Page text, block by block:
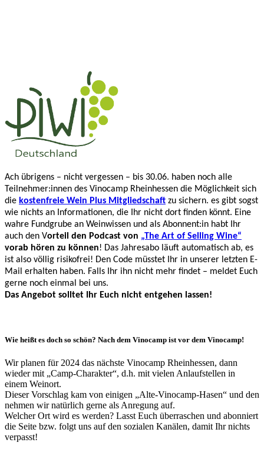
Ach übrigens – nicht vergessen – bis 30.06. haben noch alle
Teilnehmer:innen des Vinocamp Rheinhessen die Möglichkeit sich
die kostenfreie Wein Plus Mitgliedschaft zu sichern. es gibt sogst
wie nichts an Informationen, die Ihr nicht dort finden könnt. Eine
wahre Fundgrube an Weinwissen und als Abonnent:in habt Ihr
auch den Vorteil den Podcast von „The Art of Selling Wine“
vorab hören zu können! Das Jahresabo läuft automatisch ab, es
ist also völlig risikofrei! Den Code müsstet Ihr in unserer letzten E-
Mail erhalten haben. Falls Ihr ihn nicht mehr findet – meldet Euch
gerne noch einmal bei uns.
Das Angebot solltet Ihr Euch nicht entgehen lassen!
Wie heißt es doch so schön? Nach dem Vinocamp ist vor dem Vinocamp!
Wir planen für 2024 das nächste Vinocamp Rheinhessen, dann
wieder mit „Camp-Charakter“, d.h. mit vielen Anlaufstellen in
einem Weinort.
Dieser Vorschlag kam von einigen „Alte-Vinocamp-Hasen“ und den
nehmen wir natürlich gerne als Anregung auf.
Welcher Ort wird es werden? Lasst Euch überraschen und abonniert
die Seite bzw. folgt uns auf den sozialen Kanälen, damit Ihr nichts
verpasst!